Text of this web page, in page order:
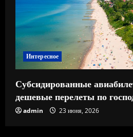
Интересное
Субсидированные
дешевые перелеты по
admin 23 июня, 2026